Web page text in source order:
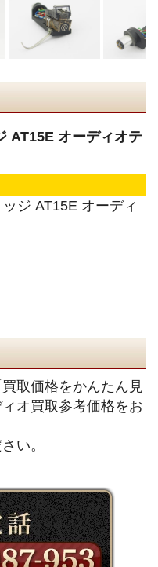
AT15E オーディオテ
ジ AT15E オーディ
取価格をかんたん見
オ買取参考価格をお
い。